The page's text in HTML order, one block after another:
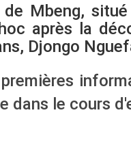
de Mbeng,
après la
Djongo
dans le cours